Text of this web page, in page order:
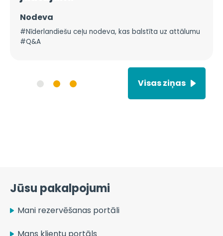
Visas ziņas
Nodeva
#Nīderlandiešu ceļu nodeva, kas balstīta uz attālumu
#Q&A
Jūsu pakalpojumi
Mani rezervēšanas portāli
Mans klientu portāls